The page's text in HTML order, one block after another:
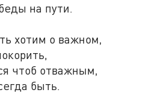
на пути.
хотим о важном,
чтоб отважным,
быть.